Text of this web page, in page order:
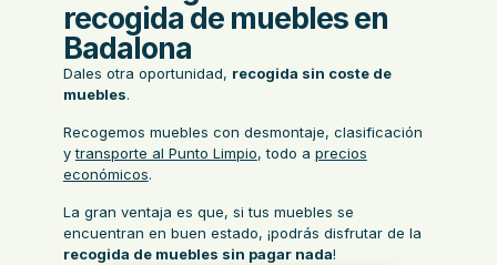
recogida de muebles en
Badalona
Dales otra oportunidad, recogida sin coste de
muebles.
Recogemos muebles con desmontaje, clasificación
ytransporte al Punto Limpio, todo a precios
económicos.
La gran ventaja es que, si tus muebles se
encuentran en buen estado, ¡podrás disfrutar de la
recogida de muebles sin pagar nada!